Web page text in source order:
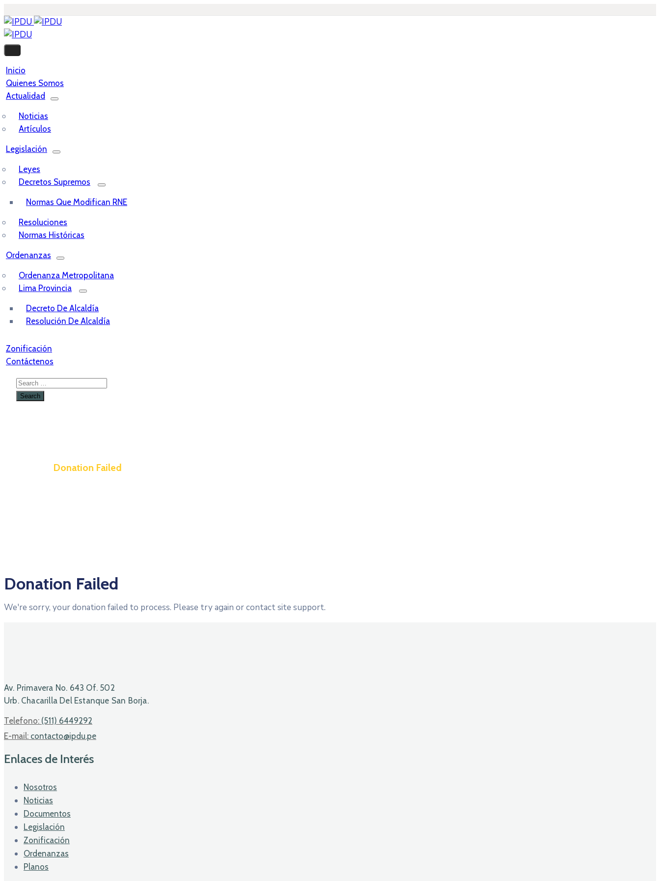
Inicio
Quienes Somos
Actualidad
Noticias
Artículos
Legislación
Leyes
Decretos Supremos
Normas Que Modifican RNE
Resoluciones
Normas Históricas
Ordenanzas
Ordenanza Metropolitana
Lima Provincia
Decreto De Alcaldía
Resolución De Alcaldía
Zonificación
Contáctenos
Donation Failed
Donation Failed
We're sorry, your donation failed to process. Please try again or contact site support.
Av. Primavera No. 643 Of. 502
Urb. Chacarilla Del Estanque San Borja.
Telefono: (511) 6449292
E-mail: contacto@ipdu.pe
Enlaces de Interés
Nosotros
Noticias
Documentos
Legislación
Zonificación
Ordenanzas
Planos